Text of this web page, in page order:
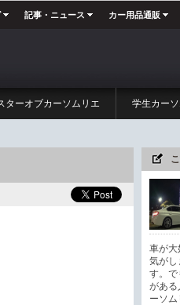
記事・ニュース カー用品通販
ターオブカーソムリエ 学生カー
車が大
気がし
す。で
がある
ーソ